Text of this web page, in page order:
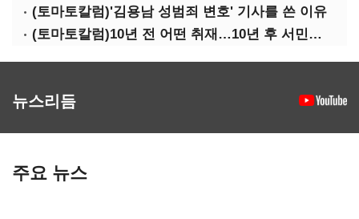
(토마토칼럼)'김용남 성범죄 변호' 기사를 쓴 이유
(토마토칼럼)10년 전 어떤 취재…10년 후 서민석·박상용
뉴스리듬
주요 뉴스